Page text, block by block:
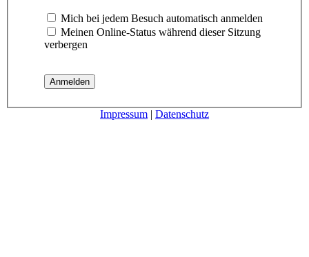
Mich bei jedem Besuch automatisch anmelden
Meinen Online-Status während dieser Sitzung
verbergen
Impressum | Datenschutz